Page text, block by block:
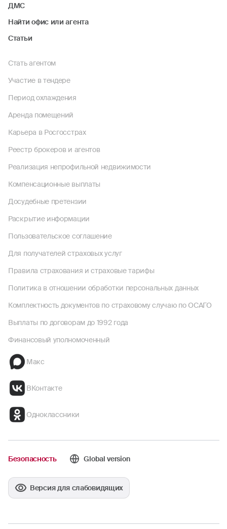
ДМС
Найти офис или агента
Статьи
Стать агентом
Участие в тендере
Период охлаждения
Аренда помещений
Карьера в Росгосстрах
Реестр брокеров и агентов
Реализация непрофильной недвижимости
Компенсационные выплаты
Досудебные претензии
Раскрытие информации
Пользовательское соглашение
Для получателей страховых услуг
Правила страхования и страховые тарифы
Политика в отношении обработки персональных данных
Комплектность документов по страховому случаю по ОСАГО
Выплаты по договорам до 1992 года
Финансовый уполномоченный
Макс
ВКонтакте
Одноклассники
Безопасность Global version
Версия для слабовидящих